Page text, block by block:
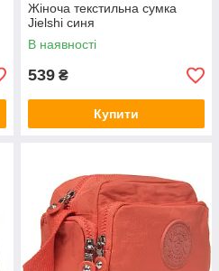
Жіноча текстильна сумка
Jielshi синя
В наявності
539 ₴
Купити